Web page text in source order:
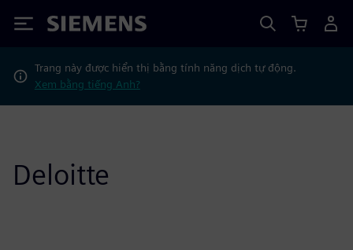
Siemens
Trang này được hiển thị bằng tính năng dịch tự động.
Xem bằng tiếng Anh?
Deloitte